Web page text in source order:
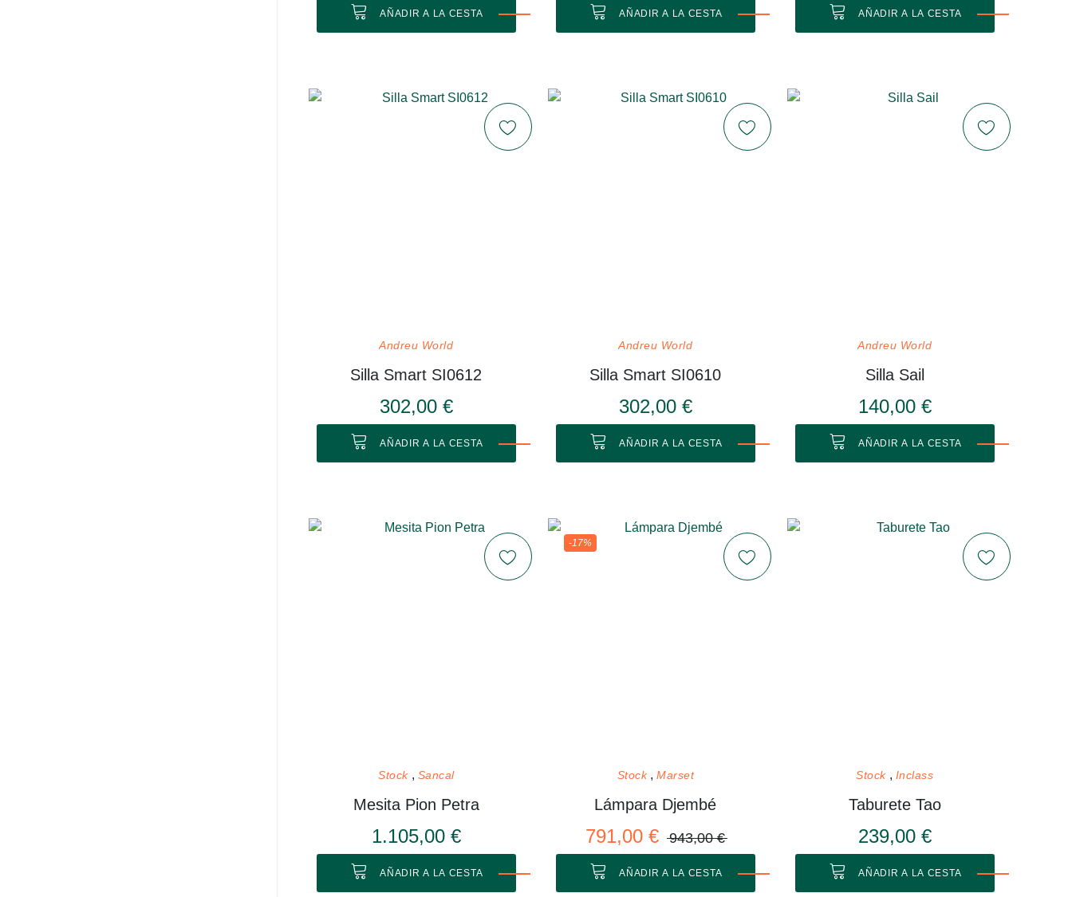
AÑADIR A LA CESTA AÑADIR A LA CESTA AÑADIR A LA CESTA
Andreu World
Silla Smart SI0612
302,00 €
AÑADIR A LA CESTA
Andreu World
Silla Smart SI0610
302,00 €
AÑADIR A LA CESTA
Andreu World
Silla Sail
140,00 €
AÑADIR A LA CESTA
Stock Sancal
Mesita Pion Petra
1.105,00 €
AÑADIR A LA CESTA
-17%
Stock Marset
Lámpara Djembé
791,00 € 943,00 €
AÑADIR A LA CESTA
Stock Inclass
Taburete Tao
239,00 €
AÑADIR A LA CESTA